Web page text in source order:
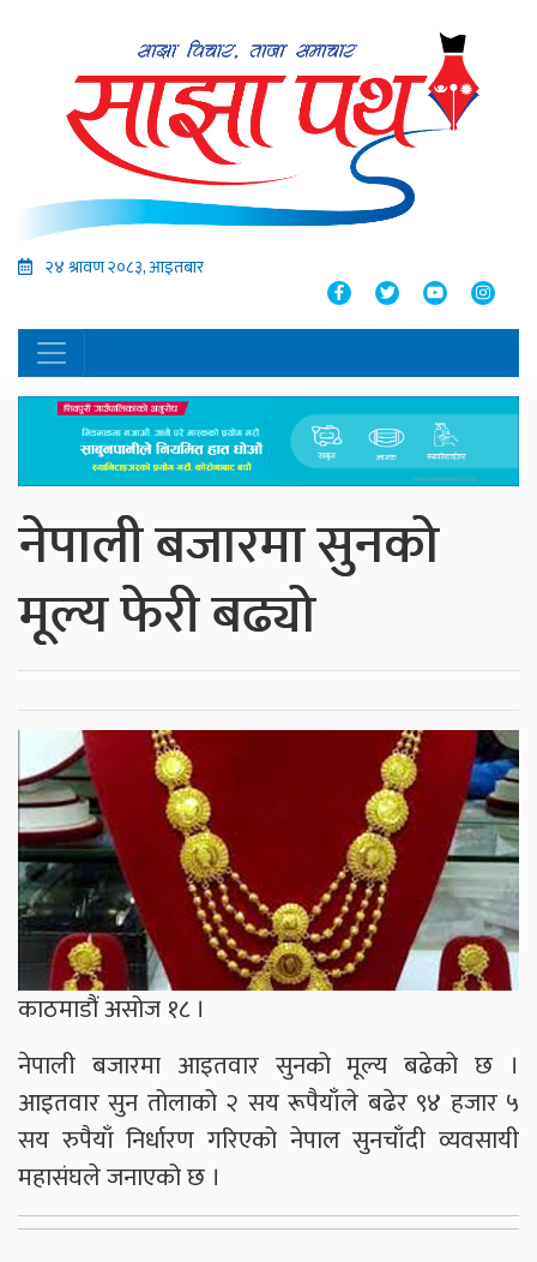
२४ श्रावण २०८३, आइतबार
नेपाली बजारमा सुनको
मूल्य फेरी बढ्यो
काठमाडौं असोज १८ ।
नेपाली बजारमा आइतवार सुनको मूल्य बढेको छ ।
आइतवार सुन तोलाको २ सय रूपैयाँले बढेर ९४ हजार ५
सय रुपैयाँ निर्धारण गरिएको नेपाल सुनचाँदी व्यवसायी
महासंघले जनाएको छ ।